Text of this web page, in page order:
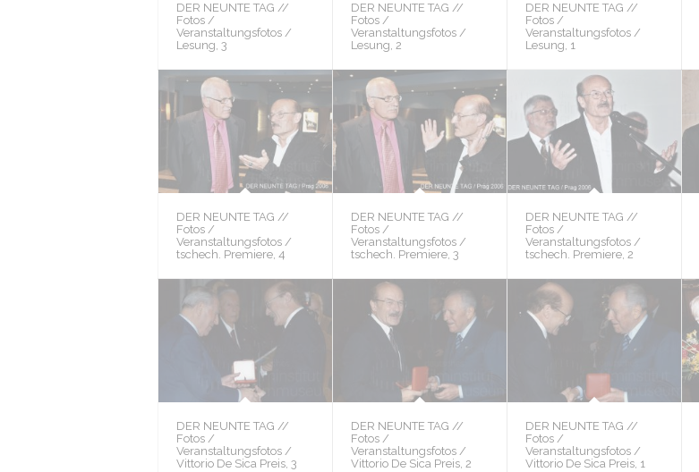
DER NEUNTE TAG //
Fotos /
Veranstaltungsfotos /
Lesung, 3
DER NEUNTE TAG //
Fotos /
Veranstaltungsfotos /
Lesung, 2
DER NEUNTE TAG //
Fotos /
Veranstaltungsfotos /
Lesung, 1
DER NEUNTE TAG //
Fotos /
Veranstaltungsfotos /
tschech. Premiere, 4
DER NEUNTE TAG //
Fotos /
Veranstaltungsfotos /
tschech. Premiere, 3
DER NEUNTE TAG //
Fotos /
Veranstaltungsfotos /
tschech. Premiere, 2
DER NEUNTE TAG //
Fotos /
Veranstaltungsfotos /
Vittorio De Sica Preis, 3
DER NEUNTE TAG //
Fotos /
Veranstaltungsfotos /
Vittorio De Sica Preis, 2
DER NEUNTE TAG //
Fotos /
Veranstaltungsfotos /
Vittorio De Sica Preis, 1